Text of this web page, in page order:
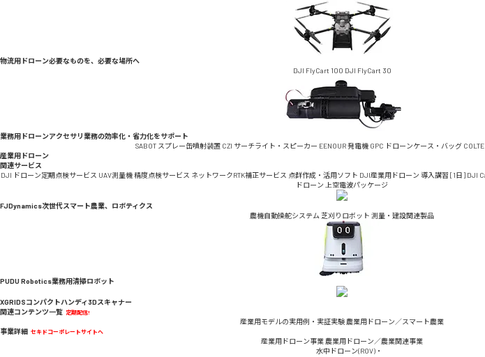
物流用ドローン必要なものを、必要な場所へ
DJI FlyCart 100 DJI FlyCart 30
業務用ドローンアクセサリ 業務の効率化・省力化をサポート
SABOT スプレー缶噴射装置 CZI サーチライト・スピーカー EENOUR 発電機 GPC ドローンケース・バッグ
産業用ドローン
関連サービス
DJI ドローン定期点検サービス UAV測量機 精度点検サービス ネットワークRTK補正サービス 点群作成・活用ソフト DJI産業用ドローン 導入講習 [1日] DJI
ドローン 上空電波パッケージ
FJDynamics次世代スマート農業、ロボティクス
農機自動操舵システム 芝刈りロボット 測量・建設関連製品
PUDU Robotics業務用清掃ロボット
XGRIDSコンパクトハンディ3Dスキャナー
関連コンテンツ一覧 定期配信!
産業用モデルの実用例・実証実験農業用ドローン／スマート農業
事業詳細 セキドコーポレートサイトへ
産業用ドローン事業農業用ドローン／農業関連事業
水中ドローン(ROV)・